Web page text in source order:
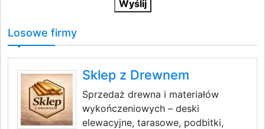
Losowe firmy
Sklep z Drewnem
Sprzedaż drewna i materiałów
wykończeniowych – deski
elewacyjne, tarasowe, podbitki,